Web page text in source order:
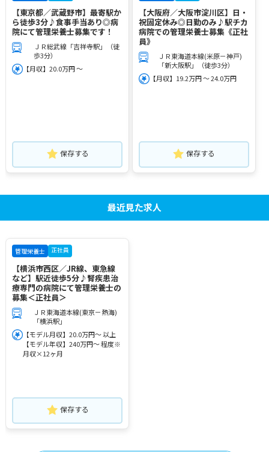
【東京都／武蔵野市】最寄駅か
ら徒歩3分♪食事手当あり◎病
院にて管理栄養士募集です！
ＪＲ総武線「吉祥寺駅」（徒
歩3分）
【月収】20.0万円 ～
保存する
【大阪府／大阪市淀川区】日・
祝固定休み◎日勤のみ♪駅チカ
病院での管理栄養士募集《正社
員》
ＪＲ東海道本線(米原－神戸)
「新大阪駅」（徒歩3分）
【月収】19.2万円 ～ 24.0万円
保存する
最近見た求人
管理栄養士 正社員
【横浜市西区／JR線、東急線
など】駅近徒歩5分♪腎疾患治
療専門の病院にて管理栄養士の
募集＜正社員＞
ＪＲ東海道本線(東京－熱海)
「横浜駅」
【モデル月収】20.0万円～ 以上
【モデル年収】240万円～ 程度※
月収×12ヶ月
保存する